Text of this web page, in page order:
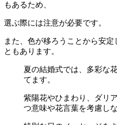
もあるため、
選ぶ際には注意が必要です。
また、色が移ろうことから安
ともあります。
夏の結婚式では、多彩な
てます。
紫陽花やひまわり、ダリ
つ意味や花言葉を考慮し